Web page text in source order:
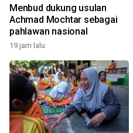
Menbud dukung usulan
Achmad Mochtar sebagai
pahlawan nasional
19 jam lalu